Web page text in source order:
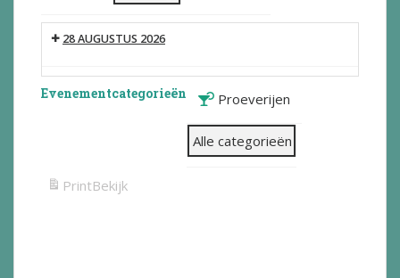
28 AUGUSTUS 2026
Evenementcategorieën Proeverijen
Alle categorieën
PrintBekijk